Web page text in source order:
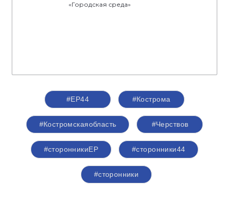
«Городская среда»
#ЕР44 #Кострома
#Костромскаяобласть #Черствов
#сторонникиЕР #сторонники44
#сторонники